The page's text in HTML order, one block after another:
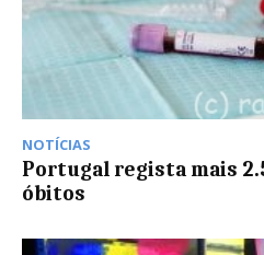
NOTÍCIAS
Portugal regista mais
óbitos